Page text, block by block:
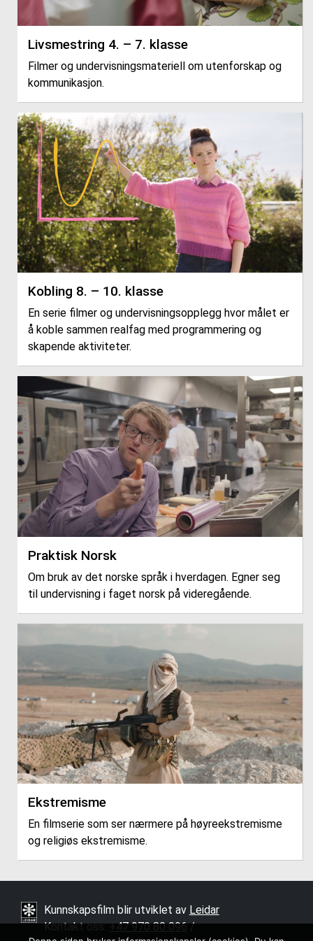
Livsmestring 4. – 7. klasse
Filmer og undervisningsmateriell om utenforskap og
kommunikasjon.
Kobling 8. – 10. klasse
En serie filmer og undervisningsopplegg hvor målet er
å koble sammen realfag med programmering og
skapende aktiviteter.
Praktisk Norsk
Om bruk av det norske språk i hverdagen. Egner seg
til undervisning i faget norsk på videregående.
Ekstremisme
En filmserie som ser nærmere på høyreekstremisme
og religiøs ekstremisme.
Kunnskapsfilm blir utviklet av Leidar
Kontakt oss:+47 970 80 096/ ­